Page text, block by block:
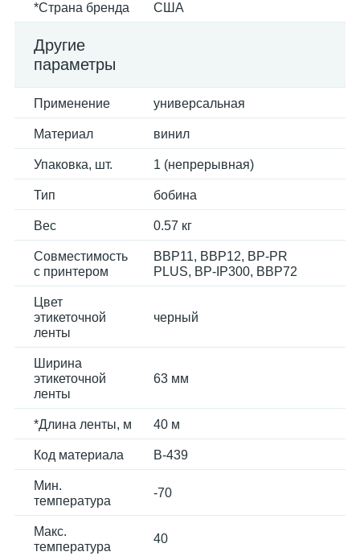
*Страна бренда США
Другие
параметры
Применение универсальная
Материал винил
Упаковка, шт. 1 (непрерывная)
Тип бобина
Вес 0.57 кг
Совместимость
с принтером
BBP11, BBP12, BP-PR
PLUS, BP-IP300, BBP72
Цвет
этикеточной
ленты
черный
Ширина
этикеточной
ленты
63 мм
*Длина ленты, м 40 м
Код материала B-439
Мин.
температура
-70
Макс.
температура
40